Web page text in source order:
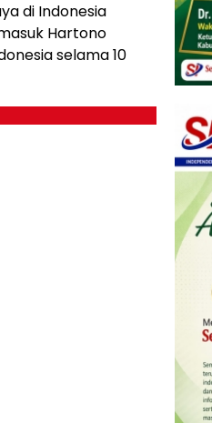
di Indonesia
Hartono
selama 10